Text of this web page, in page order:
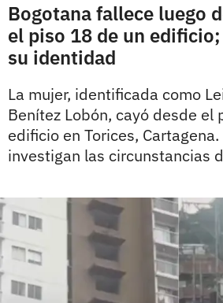
Bogotana fallece luego
el piso 18 de un
su identidad
La mujer, identificada como
Benítez Lobón, cayó desde el
edificio en Torices,
investigan las circunstancias